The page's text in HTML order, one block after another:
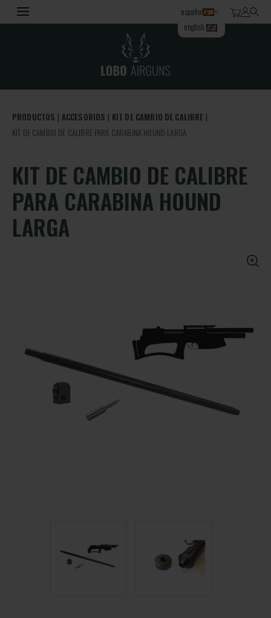
español
english
PRODUCTOS ACCESORIOS
KIT DE CAMBIO DE CALIBRE
KIT DE CAMBIO DE CALIBRE PARA CARABINA HOUND LARGA
KIT DE CAMBIO DE CALIBRE
PARA CARABINA HOUND
LARGA